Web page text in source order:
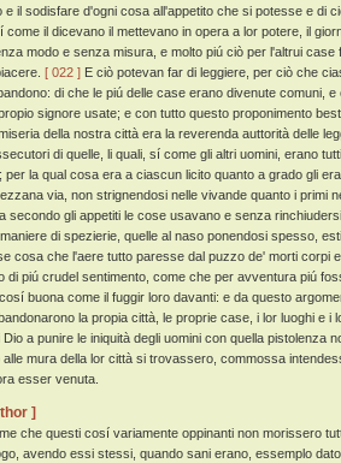
e il sodisfare d'ogni cosa all'appetito che si potesse e di
come il dicevano il mettevano in opera a lor potere, il
modo e senza misura, e molto piú ciò per l'altrui
[ 022 ] E ciò potevan far di leggiere, per ciò che
di che le piú delle case erano divenute comuni,
signore usate; e con tutto questo proponimento
della nostra città era la reverenda auttorità delle
di quelle, li quali, sí come gli altri uomini, erano
per la qual cosa era a ciascun licito quanto a grado gli
via, non strignendosi nelle vivande quanto i primi
secondo gli appetiti le cose usavano e senza
di spezierie, quelle al naso ponendosi spesso,
cosa che l'aere tutto paresse dal puzzo de' morti corpi
di piú crudel sentimento, come che per avventura piú
buona come il fuggir loro davanti: e da questo
la propia città, le proprie case, i lor luoghi e
Dio a punire le iniquità degli uomini con quella
alle mura della lor città si trovassero, commossa
esser venuta.
]
che questi cosí variamente oppinanti non morissero
avendo essi stessi, quando sani erano, essemplo